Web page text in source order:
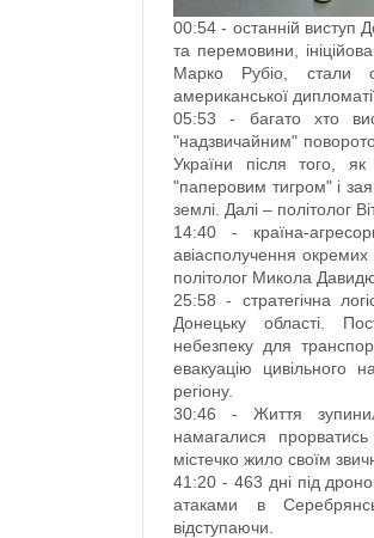
00:54 - останній
та перемовини,
Марко Рубіо, стали
американської
05:53 - багато хто
"надзвичайним"
України після того,
"паперовим тигром" і
землі. Далі – політолог
14:40 - країна-
авіасполучення
політолог Микола
25:58 - стратегічна
Донецьку області.
небезпеку для
евакуацію цивільного
регіону.
30:46 - Життя
намагалися
містечко жило своїм
41:20 - 463 дні під
атаками в
відступаючи.